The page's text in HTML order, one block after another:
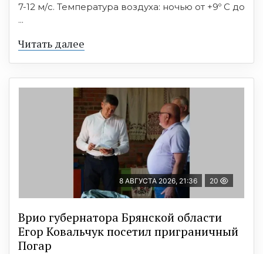
7-12 м/с. Температура воздуха: ночью от +9º C до
...
Читать далее
8 АВГУСТА 2026, 21:36 20
Врио губернатора Брянской области
Егор Ковальчук посетил приграничный
Погар